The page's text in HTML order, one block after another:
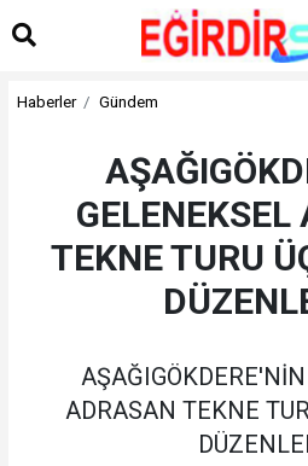
Haberler Gündem
GELENEKSEL
TEKNE TURU
ADRASAN TEKNE